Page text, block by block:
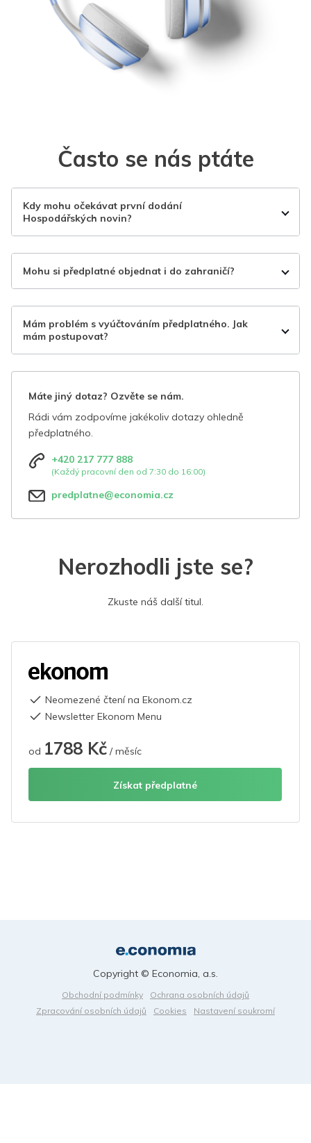
Často se nás ptáte
Kdy mohu očekávat první dodání
Hospodářských novin?
Mohu si předplatné objednat i do zahraničí?
Mám problém s vyúčtováním předplatného. Jak
mám postupovat?
Máte jiný dotaz? Ozvěte se nám.
Rádi vám zodpovíme jakékoliv dotazy ohledně
předplatného.
+420 217 777 888
(Každý pracovní den od 7:30 do 16:00)
predplatne@economia.cz
Nerozhodli jste se?
Zkuste náš další titul.
Neomezené čtení na Ekonom.cz
Newsletter Ekonom Menu
od 1788 Kč / měsíc
Získat předplatné
Obchodní podmínky
Ochrana osobních údajů
Zpracování osobních údajů
Cookies Nastavení soukromí
Copyright © Economia, a.s.